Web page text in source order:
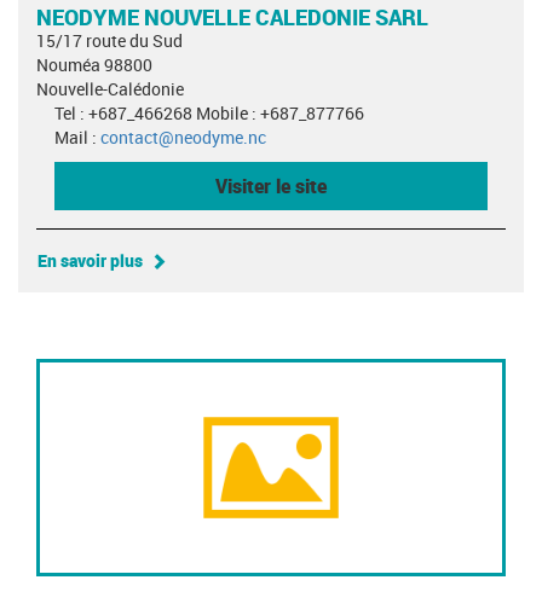
NEODYME NOUVELLE CALEDONIE SARL
15/17 route du Sud
Nouméa 98800
Nouvelle-Calédonie
Tel : +687_466268 Mobile : +687_877766
Mail : contact@neodyme.nc
Visiter le site
En savoir plus